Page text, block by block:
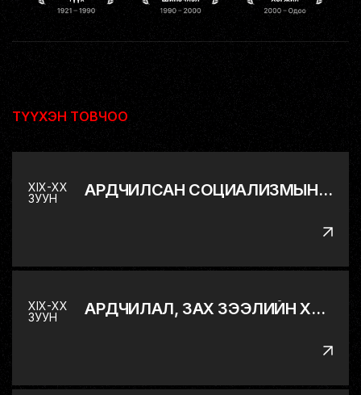
ТҮҮХЭН ТОВЧОО
XIX-XX
ЗУУН
АРДЧИЛСАН СОЦИАЛИЗМЫН ДЭВШИЛТЭТ ХЭЛБЭР РҮҮ
XIX-XX
ЗУУН
АРДЧИЛАЛ, ЗАХ ЗЭЭЛИЙН ХАРИЛЦААНД ШИЛЖИХ ЯВЦ